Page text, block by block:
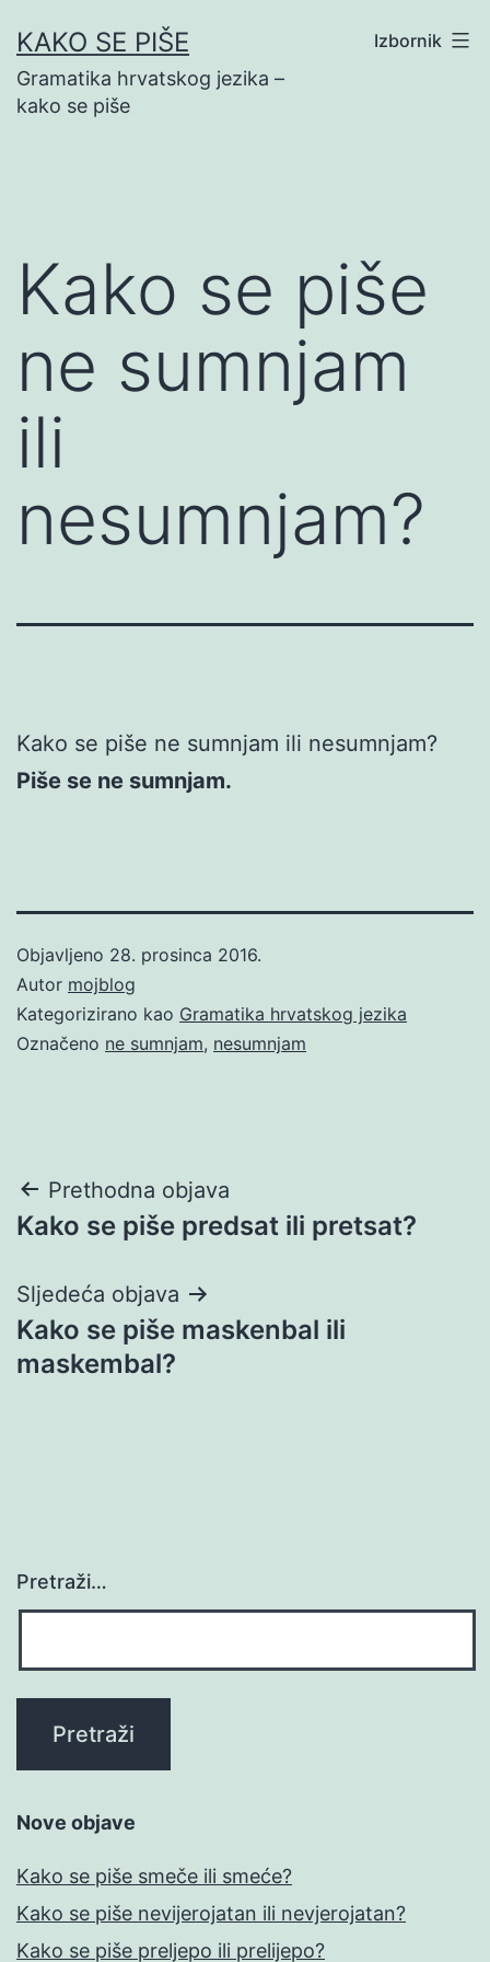
na
sadržaj
KAKO SE PIŠE
Gramatika hrvatskog jezika –
kako se piše
Izbornik
Kako se piše
ne sumnjam
ili
nesumnjam?
Kako se piše ne sumnjam ili nesumnjam?
Piše se ne sumnjam.
Objavljeno 28. prosinca 2016.
Autor mojblog
Kategorizirano kao Gramatika hrvatskog jezika
Označeno ne sumnjam, nesumnjam
Navigacija
objava
Prethodna objava
Kako se piše predsat ili pretsat?
Sljedeća objava
Kako se piše maskenbal ili
maskembal?
Pretraži…
Nove objave
Kako se piše smeče ili smeće?
Kako se piše nevijerojatan ili nevjerojatan?
Kako se piše preljepo ili prelijepo?